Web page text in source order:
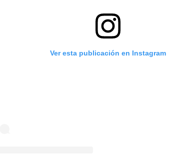
Ver esta publicación en Instagram